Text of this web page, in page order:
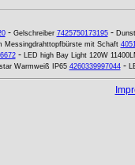
- Gelschreiber 7425750173195-
Messingdrahttopfbürste mit Schaft
- LED high Bay Light 120W
Warmweiß IP65 4260339997044-